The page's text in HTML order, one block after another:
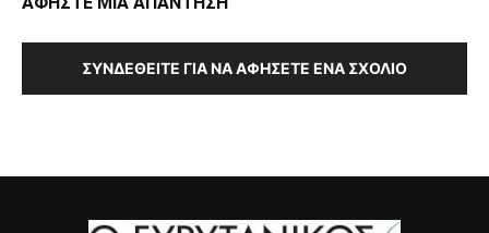
ΣΥΝΔΕΘΕΊΤΕ ΓΙΑ ΝΑ ΑΦΉΣΕΤΕ ΈΝΑ ΣΧΌΛΙΟ